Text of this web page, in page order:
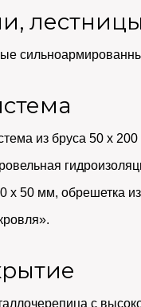
лестницы
из бруса 50 х
х 50 мм, обрешетка
с